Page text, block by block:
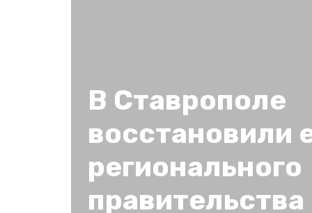
В Ставрополе
восстановили
регионального
правительства